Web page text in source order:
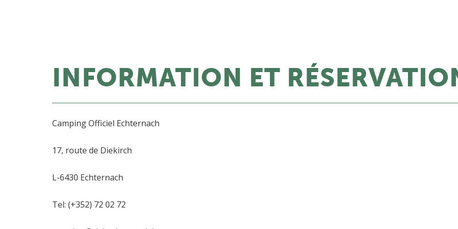
INFORMATION ET
Camping Officiel Echternach
17, route de Diekirch
L-6430 Echternach
Tel: (+352) 72 02 72